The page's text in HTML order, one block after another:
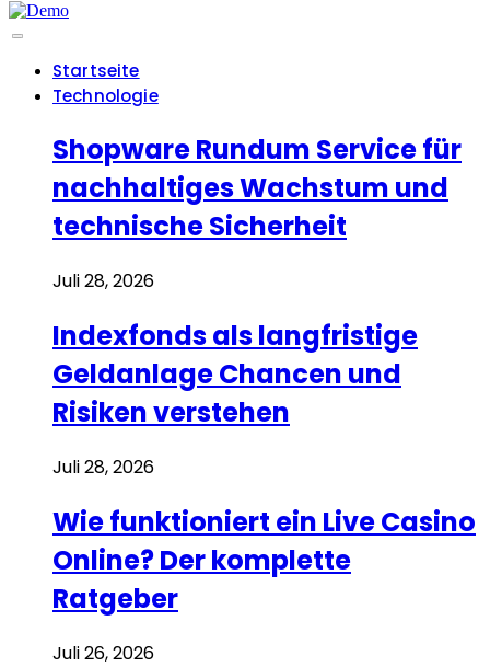
Startseite
Technologie
Shopware Rundum Service für
nachhaltiges Wachstum und
technische Sicherheit
Juli 28, 2026
Indexfonds als langfristige
Geldanlage Chancen und
Risiken verstehen
Juli 28, 2026
Wie funktioniert ein Live Casino
Online? Der komplette
Ratgeber
Juli 26, 2026